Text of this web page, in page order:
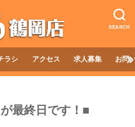
SEARCH
ラシ アクセス 求人募集 お問
最終日です！■